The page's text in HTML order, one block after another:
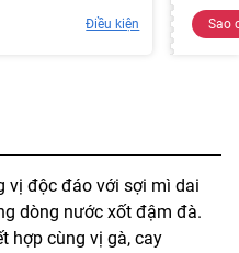
Điều kiện Sao
vị độc đáo với sợi mì dai
dòng nước xốt đậm đà.
hợp cùng vị gà, cay